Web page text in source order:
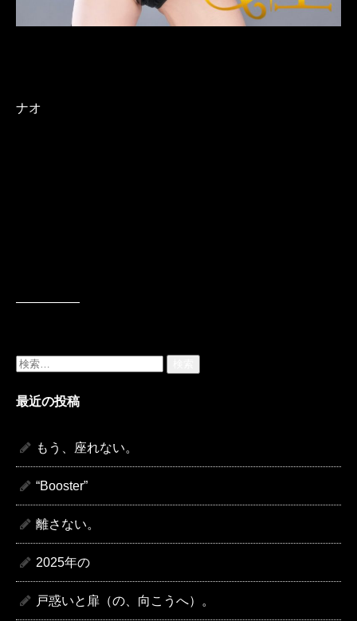
ナオ
—————
検
最近の投稿
もう、座れない。
“Booster”
離さない。
2025年の
戸惑いと扉（の、向こうへ）。